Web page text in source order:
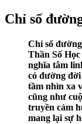
Chỉ số
Chỉ số
Thần Số
nghĩa tâm
có đường
tầm nhìn xa
cũng như
truyền cảm
mang lại sự